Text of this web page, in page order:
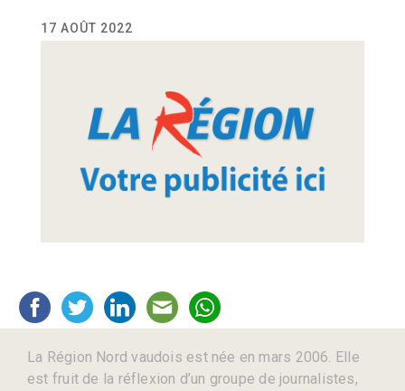
17 AOÛT 2022
La Région Nord vaudois est née en mars 2006. Elle
est fruit de la réflexion d’un groupe de journalistes,